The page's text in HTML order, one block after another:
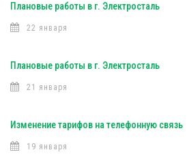
Плановые работы в г. Электросталь
22 января
Плановые работы в г. Электросталь
21 января
Изменение тарифов на телефонную связь
19 января